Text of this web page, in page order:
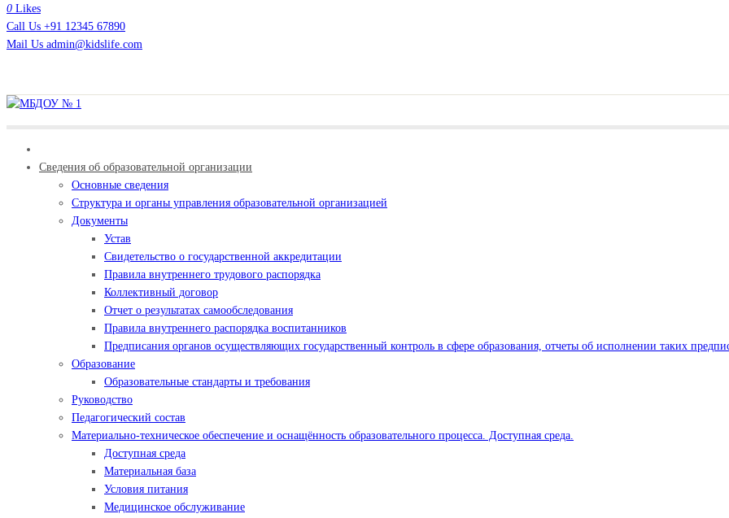
0 Likes
Call Us +91 12345 67890
Mail Us admin@kidslife.com
Сведения об образовательной организации
Основные сведения
Структура и органы управления образовательной организацией
Документы
Устав
Свидетельство о государственной аккредитации
Правила внутреннего трудового распорядка
Коллективный договор
Отчет о результатах самообследования
Правила внутреннего распорядка воспитанников
Предписания органов осуществляющих государственный контроль в сфере образования, отчеты об исполнении таких
Образование
Образовательные стандарты и требования
Руководство
Педагогический состав
Материально-техническое обеспечение и оснащённость образовательного процесса. Доступная среда.
Доступная среда
Материальная база
Условия питания
Медицинское обслуживание